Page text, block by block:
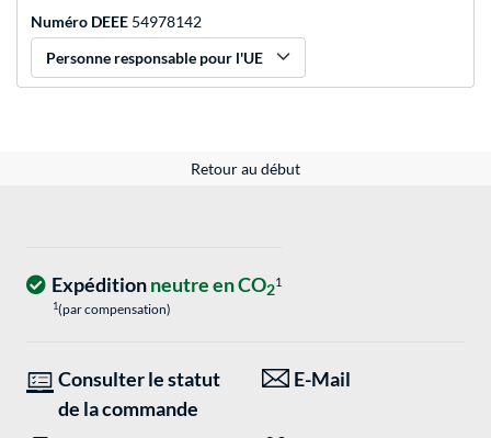
Numéro DEEE 54978142
Personne responsable pour l'UE
Retour au début
Expéditionneutre en CO21
1(par compensation)
Consulter le statut
de la commande
E-Mail